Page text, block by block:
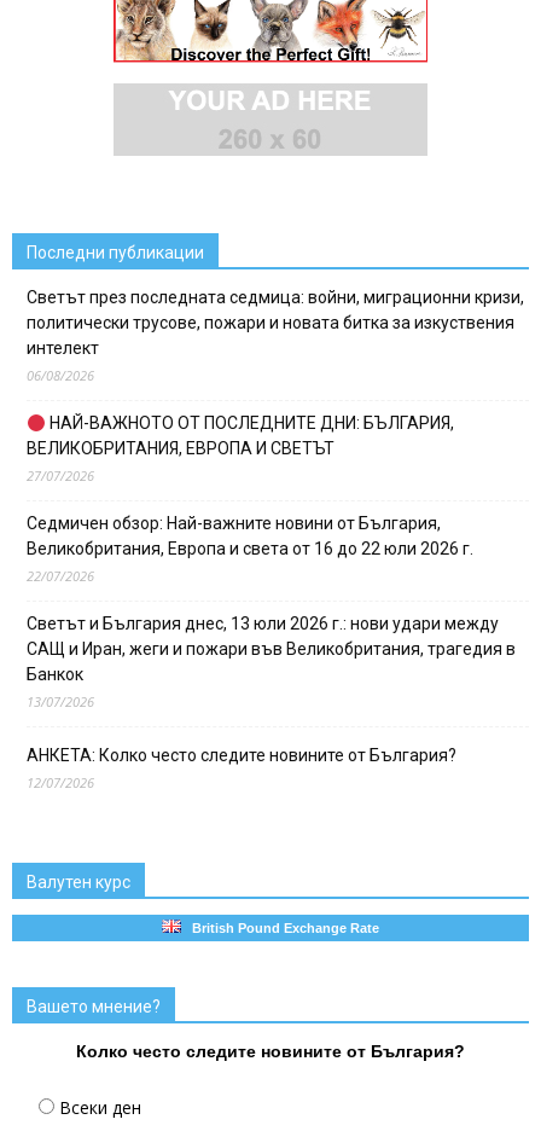
Последни публикации
Светът през последната седмица: войни, миграционни кризи,
политически трусове, пожари и новата битка за изкуствения
интелект
06/08/2026
НАЙ-ВАЖНОТО ОТ ПОСЛЕДНИТЕ ДНИ: БЪЛГАРИЯ,
ВЕЛИКОБРИТАНИЯ, ЕВРОПА И СВЕТЪТ
27/07/2026
Седмичен обзор: Най-важните новини от България,
Великобритания, Европа и света от 16 до 22 юли 2026 г.
22/07/2026
Светът и България днес, 13 юли 2026 г.: нови удари между
САЩ и Иран, жеги и пожари във Великобритания, трагедия в
Банкок
13/07/2026
АНКЕТА: Колко често следите новините от България?
12/07/2026
Валутен курс
British Pound Exchange Rate
Вашето мнение?
Колко често следите новините от България?
Всеки ден